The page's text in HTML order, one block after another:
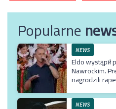
Popularne
NEWS
Eldo wystąpił
Nawrockim.
nagrodzili
NEWS